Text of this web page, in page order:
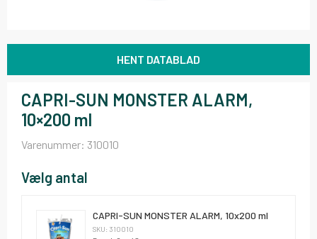
HENT DATABLAD
CAPRI-SUN MONSTER ALARM,
10×200 ml
Varenummer: 310010
Vælg antal
CAPRI-SUN MONSTER ALARM, 10x200 ml
SKU: 310010